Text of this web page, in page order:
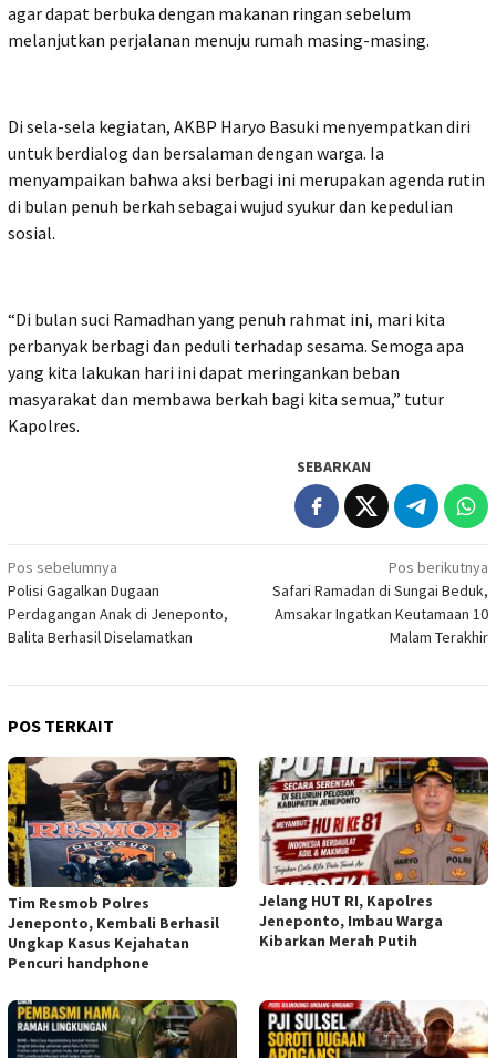
agar dapat berbuka dengan makanan ringan sebelum
melanjutkan perjalanan menuju rumah masing-masing.
Di sela-sela kegiatan, AKBP Haryo Basuki menyempatkan diri
untuk berdialog dan bersalaman dengan warga. Ia
menyampaikan bahwa aksi berbagi ini merupakan agenda rutin
di bulan penuh berkah sebagai wujud syukur dan kepedulian
sosial.
“Di bulan suci Ramadhan yang penuh rahmat ini, mari kita
perbanyak berbagi dan peduli terhadap sesama. Semoga apa
yang kita lakukan hari ini dapat meringankan beban
masyarakat dan membawa berkah bagi kita semua,” tutur
Kapolres.
SEBARKAN
Navigasi
pos
Pos sebelumnya
Polisi Gagalkan Dugaan
Perdagangan Anak di Jeneponto,
Balita Berhasil Diselamatkan
Pos berikutnya
Safari Ramadan di Sungai Beduk,
Amsakar Ingatkan Keutamaan 10
Malam Terakhir
POS TERKAIT
Tim Resmob Polres
Jeneponto, Kembali Berhasil
Ungkap Kasus Kejahatan
Pencuri handphone
Jelang HUT RI, Kapolres
Jeneponto, Imbau Warga
Kibarkan Merah Putih